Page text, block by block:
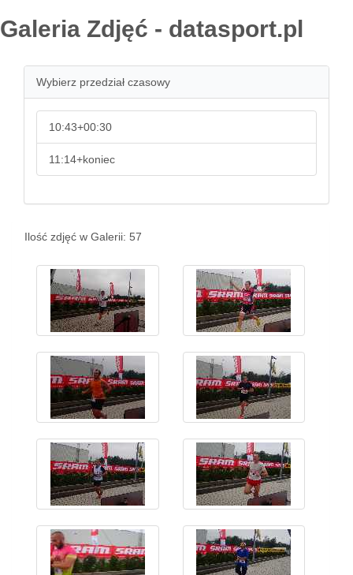
Galeria Zdjęć - datasport.pl
Wybierz przedział czasowy
10:43+00:30
11:14+koniec
Ilość zdjęć w Galerii: 57